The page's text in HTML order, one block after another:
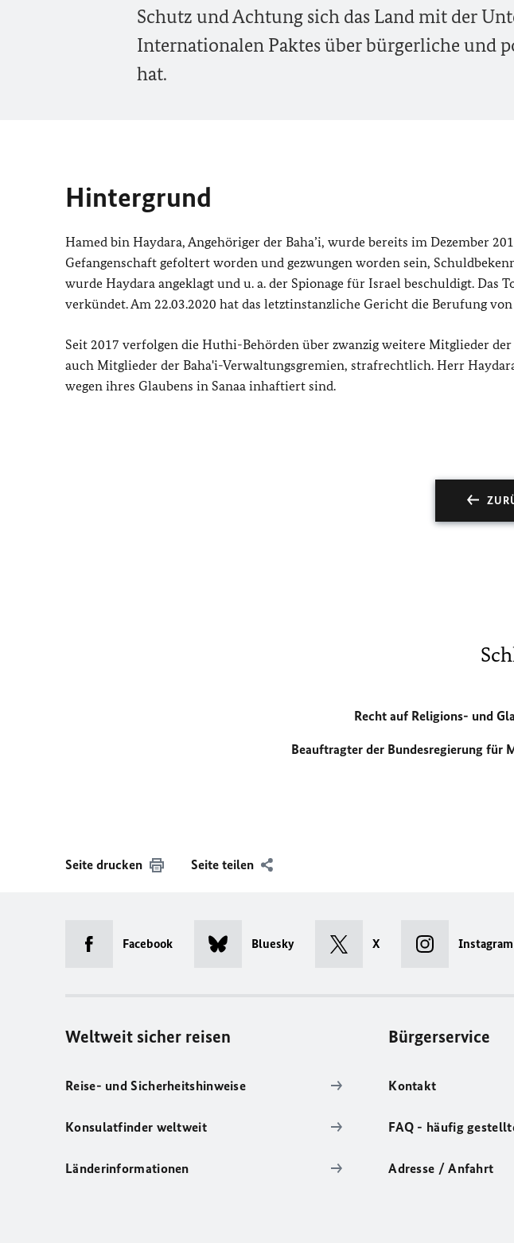
Schutz und Achtung sich das Land mit der
Internationalen Paktes über bürgerliche und
hat.
Hintergrund
Hamed bin Haydara, Angehöriger der Baha’i, wurde bereits im Dezember
Gefangenschaft gefoltert worden und gezwungen worden sein,
wurde Haydara angeklagt und u. a. der Spionage für Israel beschuldigt. Das
verkündet. Am 22.03.2020 hat das letztinstanzliche Gericht die Berufung
Seit 2017 verfolgen die Huthi-Behörden über zwanzig weitere Mitglieder
auch Mitglieder der Baha'i-Verwaltungsgremien, strafrechtlich. Herr
wegen ihres Glaubens in Sanaa inhaftiert sind.
Recht auf Religions- und
Beauftragter der Bundesregierung für
Seite drucken Seite teilen
Facebook Bluesky X Instagram
Weltweit sicher reisen
Reise- und Sicherheitshinweise
Konsulatfinder weltweit
Länderinformationen
Bürgerservice
Kontakt
FAQ - häufig
Adresse / Anfahrt